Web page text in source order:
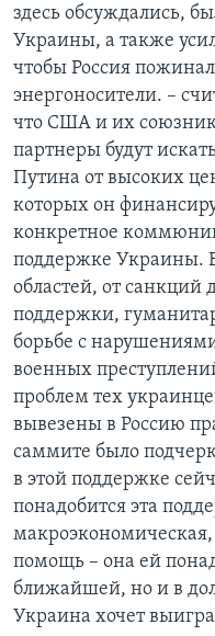
здесь обсуждались,
Украины, а также
чтобы Россия
энергоносители. –
что США и их
партнеры будут
Путина от высоких
которых он
конкретное
поддержке Украины.
областей, от санкций
поддержки,
борьбе с
военных
проблем тех
вывезены в Россию
саммите было
в этой поддержке
понадобится эта
помощь – она ей
ближайшей, но и в
Украина хочет